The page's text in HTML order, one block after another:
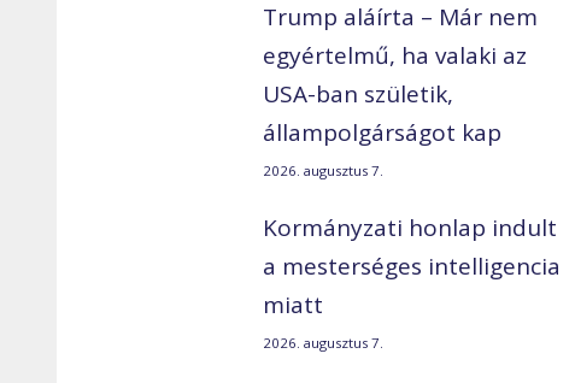
Trump aláírta – Már nem
egyértelmű, ha valaki az
USA-ban születik,
állampolgárságot kap
2026. augusztus 7.
Kormányzati honlap indult
a mesterséges intelligencia
miatt
2026. augusztus 7.